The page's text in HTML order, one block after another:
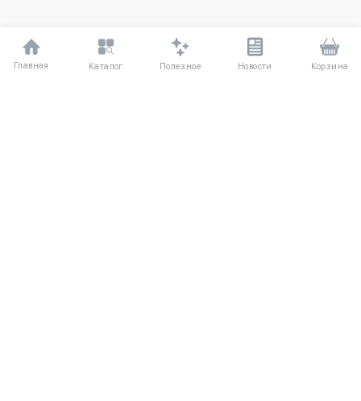
Главная Каталог Полезное Новости Корзина